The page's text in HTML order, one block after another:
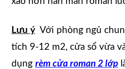
Lưu ý Với phòng ngủ
tích 9-12 m2, cửa sổ vừa
dụng rèm cửa roman 2 lớp